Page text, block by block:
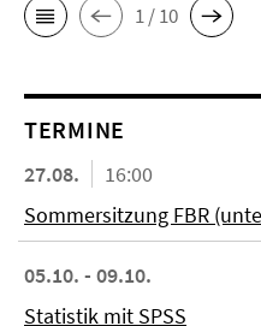
1 / 10
TERMINE
27.08.
16:00
Sommersitzung FBR
05.10. - 09.10.
Statistik mit SPSS